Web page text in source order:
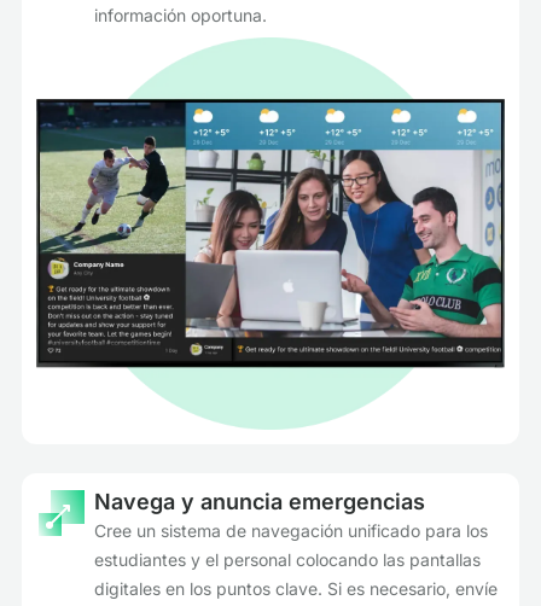
información oportuna.
Navega y anuncia emergencias
Cree un sistema de navegación unificado para los
estudiantes y el personal colocando las pantallas
digitales en los puntos clave. Si es necesario, envíe